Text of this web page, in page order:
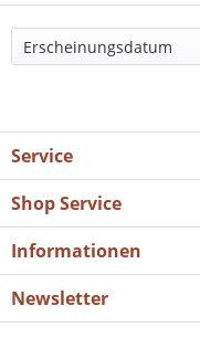
Service
Shop Service
Informationen
Newsletter